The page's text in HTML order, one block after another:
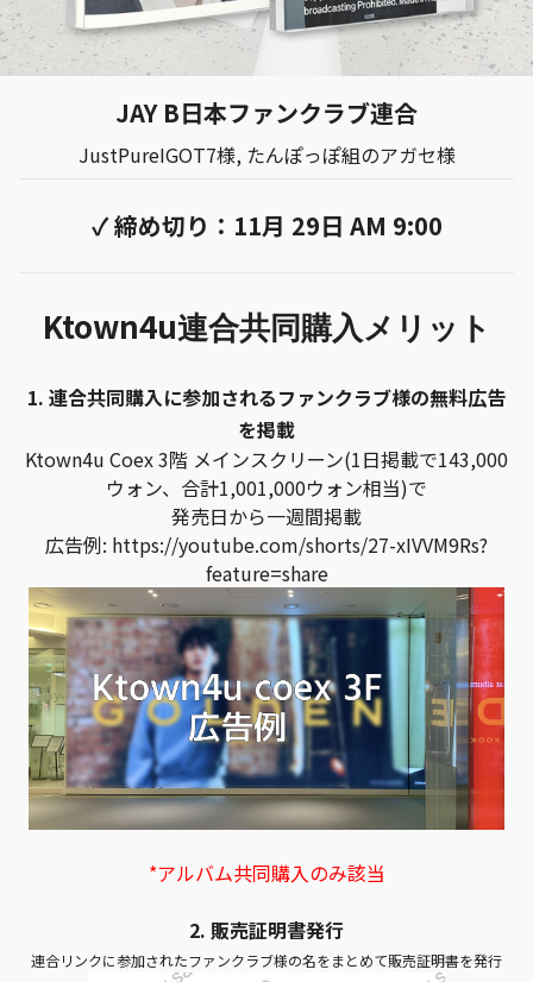
JAY B日本ファンクラブ連合
JustPureIGOT7様, たんぽっぽ組のアガセ様
✓ 締め切り：11月 29日 AM 9:00
Ktown4u連合共同購入メリット
1. 連合共同購入に参加されるファンクラブ様の無料広告
を掲載
Ktown4u Coex 3階 メインスクリーン(1日掲載で143,000
ウォン、合計1,001,000ウォン相当)で
発売日から一週間掲載
広告例: https://youtube.com/shorts/27-xIVVM9Rs?
feature=share
*アルバム共同購入のみ該当
2. 販売証明書発行
連合リンクに参加されたファンクラブ様の名をまとめて販売証明書を発行